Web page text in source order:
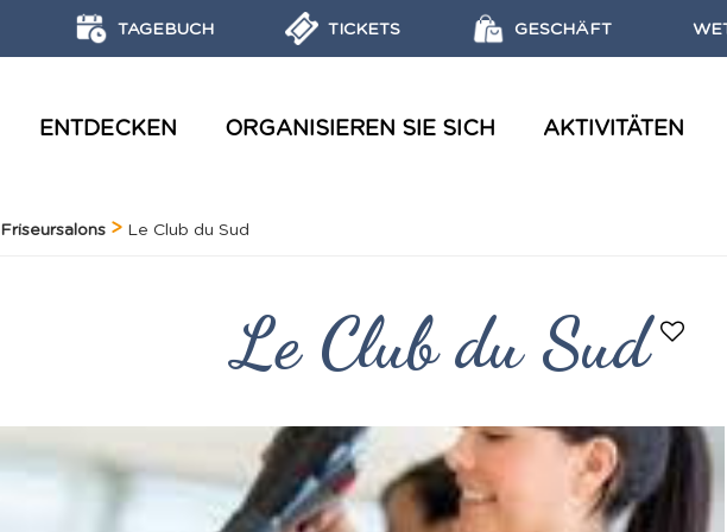
TAGEBUCH TICKETS GESCHÄFT
ENTDECKEN ORGANISIEREN SIE SICH AKTIVITÄTEN
Friseursalons Le Club du Sud
Le Club du Sud